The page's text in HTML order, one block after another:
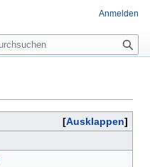
Ausklappen
Anmelden